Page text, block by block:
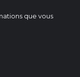
que vous